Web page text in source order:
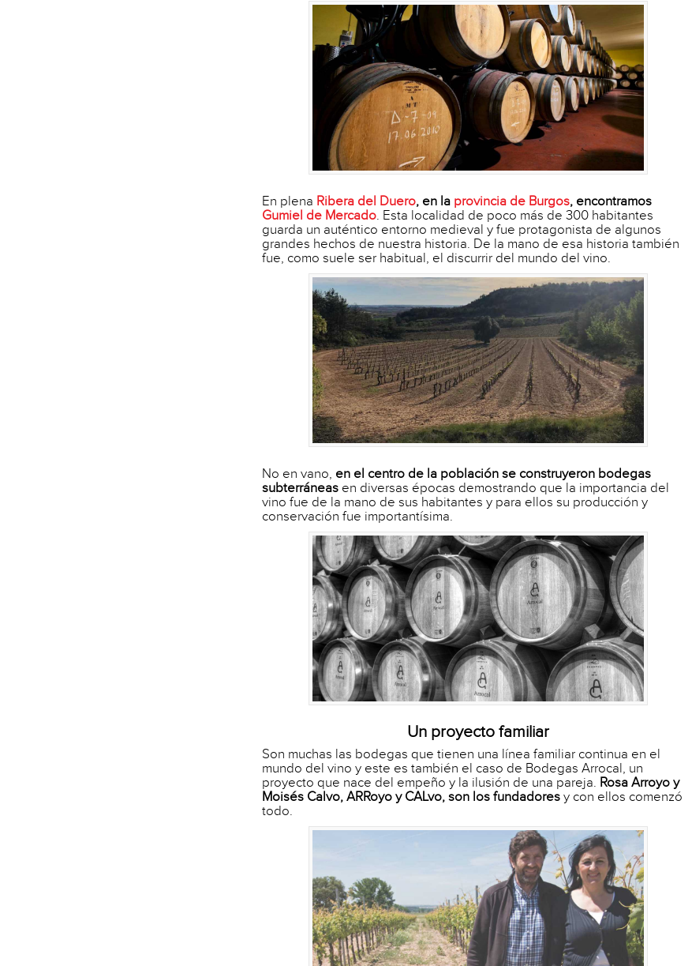
En plena Ribera del Duero, en la provincia de Burgos, encontramos
Gumiel de Mercado. Esta localidad de poco más de 300 habitantes
guarda un auténtico entorno medieval y fue protagonista de algunos
grandes hechos de nuestra historia. De la mano de esa historia también
fue, como suele ser habitual, el discurrir del mundo del vino.
No en vano, en el centro de la población se construyeron bodegas
subterráneas en diversas épocas demostrando que la importancia del
vino fue de la mano de sus habitantes y para ellos su producción y
conservación fue importantísima.
Un proyecto familiar
Son muchas las bodegas que tienen una línea familiar continua en el
mundo del vino y este es también el caso de Bodegas Arrocal, un
proyecto que nace del empeño y la ilusión de una pareja. Rosa Arroyo y
Moisés Calvo, ARRoyo y CALvo, son los fundadores y con ellos comenzó
todo.